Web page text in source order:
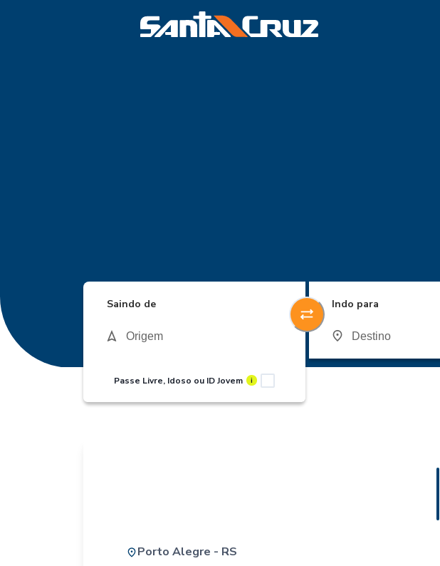
Saindo de
Passe Livre, Idoso ou ID Jovem i
Indo para
Porto Alegre - RS